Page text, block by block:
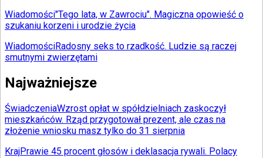
Wiadomości"Tego lata, w Zawrociu". Magiczna opowieść o
szukaniu korzeni i urodzie życia
WiadomościRadosny seks to rzadkość. Ludzie są raczej
smutnymi zwierzętami
Najważniejsze
ŚwiadczeniaWzrost opłat w spółdzielniach zaskoczył
mieszkańców. Rząd przygotował prezent, ale czas na
złożenie wniosku masz tylko do 31 sierpnia
KrajPrawie 45 procent głosów i deklasacja rywali. Polacy